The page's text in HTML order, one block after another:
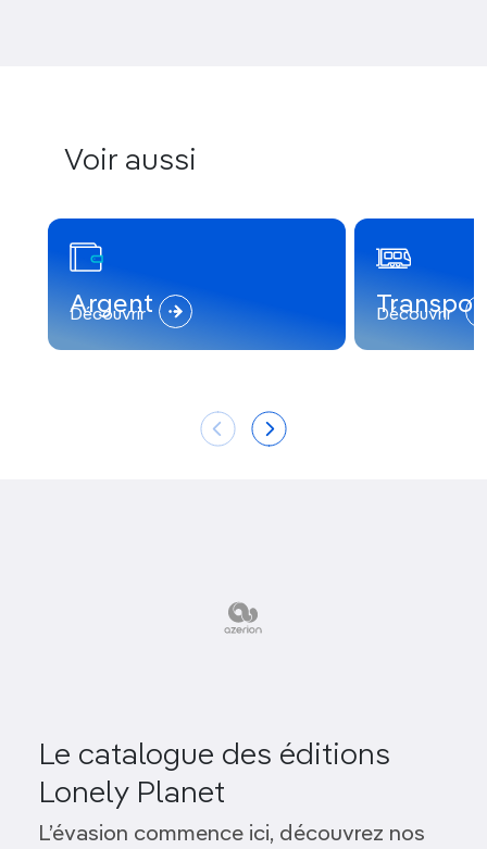
Voir aussi
Argent
Découvrir Découvrir
Le catalogue des éditions
Lonely Planet
L’évasion commence ici, découvrez nos